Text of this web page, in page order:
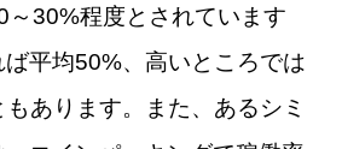
～30%程度とされています
平均50%、高いところでは
あります。また、あるシミ